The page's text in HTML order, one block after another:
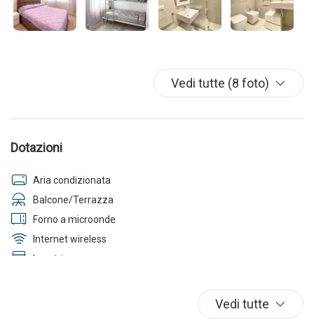
Vedi tutte (8 foto)
Dotazioni
Aria condizionata
Balcone/Terrazza
Forno a microonde
Internet wireless
Lavatrice
Vedi tutte